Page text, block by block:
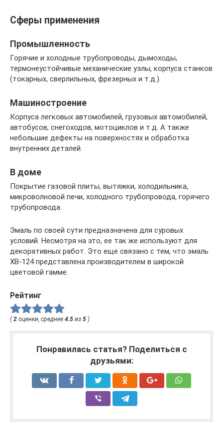
Сферы применения
Промышленность
Горячие и холодные трубопроводы, дымоходы,
термонеустойчивые механические узлы, корпуса станков
(токарных, сверлильных, фрезерных и т.д.).
Машиностроение
Корпуса легковых автомобилей, грузовых автомобилей,
автобусов, снегоходов, мотоциклов и т.д. А также
небольшие дефекты на поверхностях и обработка
внутренних деталей.
В доме
Покрытие газовой плиты, вытяжки, холодильника,
микроволновой печи, холодного трубопровода, горячего
трубопровода.
Эмаль по своей сути предназначена для суровых
условий. Несмотря на это, ее так же используют для
декоративных работ. Это еще связано с тем, что эмаль
ХВ-124 представлена производителем в широкой
цветовой гамме.
Рейтинг
(2 оценки, среднее 4.5 из 5 )
Понравилась статья? Поделиться с
друзьями: